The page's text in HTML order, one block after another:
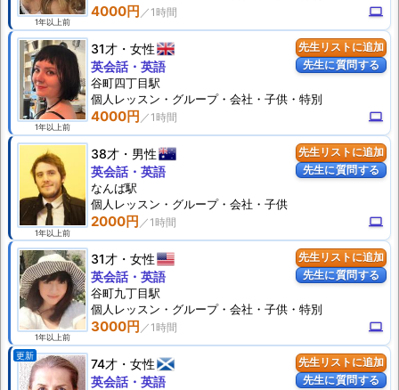
1年以上前
4000円 computer
先生リストに追加
先生に質問する
1年以上前
31才 女性
4000円 computer
英会話・英語
谷町四丁目駅
個人 レッスン ・グループ・会社・子供・特別
先生リストに追加
先生に質問する
1年以上前
38才 男性
2000円 computer
英会話・英語
なんば駅
個人 レッスン ・グループ・会社・子供
先生リストに追加
先生に質問する
1年以上前
31才 女性
3000円 computer
英会話・英語
谷町九丁目駅
個人 レッスン ・グループ・会社・子供・特別
先生リストに追加
先生に質問する
更新
74才 女性
英会話・英語